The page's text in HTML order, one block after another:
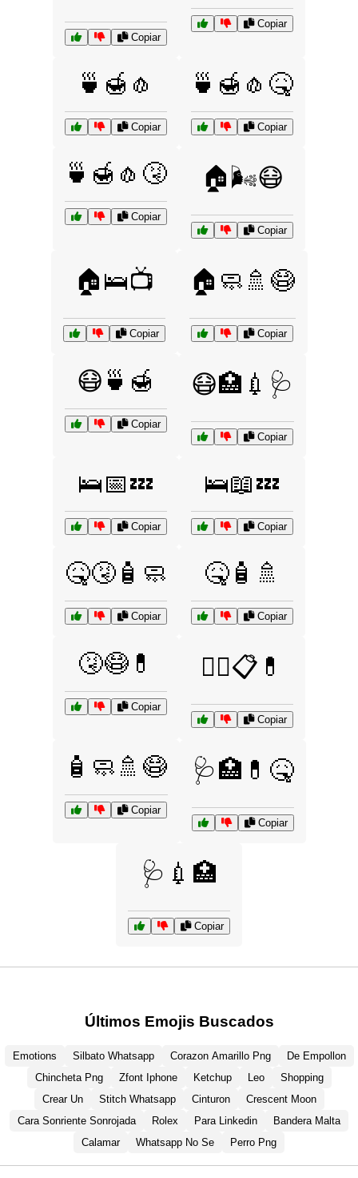
Copiar
Copiar
🍵🍯🧄
Copiar
🍵🍯🧄🤒
Copiar
🍵🍯🧄🤧
Copiar
🏠🌬️😷
Copiar
🏠🛌📺
Copiar
🏠🧼🚿😷
Copiar
😷🍵🍯
Copiar
😷🏥💉🩺
Copiar
🛌📅💤
Copiar
🛌📖💤
Copiar
🤒🤧🧴🧼
Copiar
🤒🧴🚿
Copiar
🤧😷💊
Copiar
🧑‍⚕️📋💊
Copiar
🧴🧼🚿😷
Copiar
🩺🏥💊🤒
Copiar
🩺💉🏥
Copiar
Últimos Emojis Buscados
Emotions Silbato Whatsapp Corazon Amarillo Png
De Empollon
Chincheta Png
Zfont Iphone Ketchup Leo
Shopping
Crear Un
Stitch Whatsapp Cinturon
Crescent Moon
Cara Sonriente Sonrojada
Rolex Para Linkedin
Bandera Malta
Calamar
Whatsapp No Se Perro Png